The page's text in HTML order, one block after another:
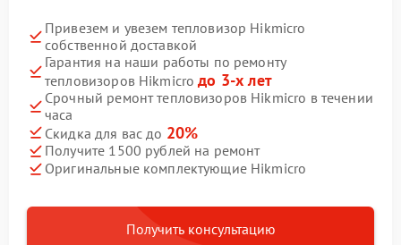
Привезем и увезем тепловизор Hikmicro
собственной доставкой
Гарантия на наши работы по ремонту
тепловизоров Hikmicroдо 3-х лет
Срочный ремонт тепловизоров Hikmicro в течении
часа
Скидка для вас до 20%
Получите 1500 рублей на ремонт
Оригинальные комплектующие Hikmicro
Получить консультацию